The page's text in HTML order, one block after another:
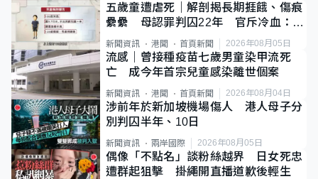
五歲童遭虐死｜解剖揭長期捱餓、傷痕
纍纍 母認罪判囚22年 官斥冷血：同
類案最惡劣
新聞資訊 港聞 首頁新聞 2026年08月05日
流感｜曾接種疫苗七歲男童染甲流死
亡 成今年首宗兒童感染離世個案
新聞資訊 港聞 首頁新聞 2026年08月04日
涉前年於新加坡機場傷人 港人母子分
別判囚半年、10日
新聞資訊 兩岸國際 2026年08月05日
偶像「不點名」談粉絲越界 日女死忠
遭群起狙擊 掛繩開直播道歉後輕生